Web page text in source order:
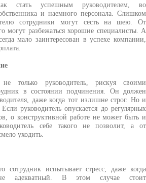
стать успешным руководителем, во
и наемного персонала. Слишком
сотрудники могут сесть на шею. От
могут разбежаться хорошие специалисты. А
мало заинтересован в успехе компании,
не только руководитель, рискуя своими
в состоянии подчинения. Он должен
даже когда тот излишне строг. Но и
руководитель опускается до регулярных
о конструктивной работе не может быть и
себе такого не позволит, а от
уходить.
сотрудник испытывает стресс, даже когда
адекватный. В этом случае стоит